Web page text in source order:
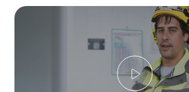
Play